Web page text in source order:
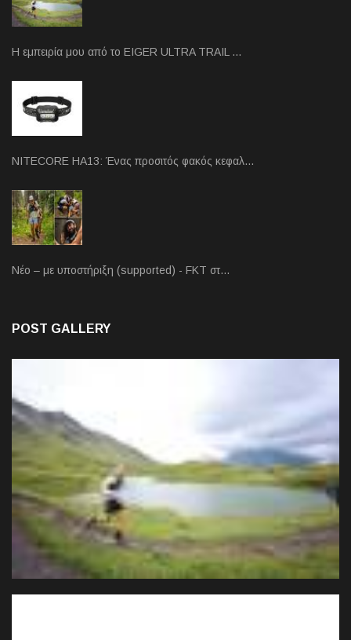
Η εμπειρία μου από το EIGER ULTRA TRAIL …
NITECORE HA13: Ένας προσιτός φακός κεφαλ…
Νέο – με υποστήριξη (supported) - FKT στ…
POST GALLERY